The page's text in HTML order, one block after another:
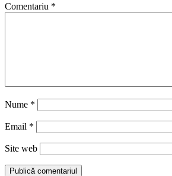
Comentariu *
Nume *
Email *
Site web